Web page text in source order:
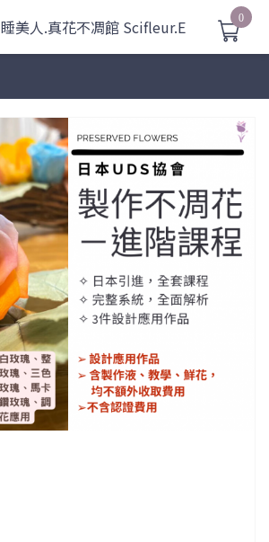
睡美人.真花不凋館 Scifleur.E 0